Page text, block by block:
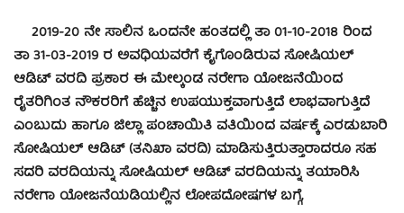
2019-20 ನೇ ಸಾಲಿನ ಒಂದನೇ ಹಂತದಲ್ಲಿ ತಾ 01-10-2018 ರಿಂದ
ತಾ 31-03-2019 ರ ಅವಧಿಯವರೆಗೆ ಕೈಗೊಂಡಿರುವ ಸೋಷಿಯಲ್
ಆಡಿಟ್ ವರದಿ ಪ್ರಕಾರ ಈ ಮೇಲ್ಕಂಡ ನರೇಗಾ ಯೋಜನೆಯಿಂದ
ರೈತರಿಗಿಂತ ನೌಕರರಿಗೆ ಹೆಚ್ಚಿನ ಉಪಯುಕ್ತವಾಗುತ್ತಿದೆ ಲಾಭವಾಗುತ್ತಿದೆ
ಎಂಬುದು ಹಾಗೂ ಜಿಲ್ಲಾ ಪಂಚಾಯಿತಿ ವತಿಯಿಂದ ವರ್ಷಕ್ಕೆ ಎರಡುಬಾರಿ
ಸೋಷಿಯಲ್ ಆಡಿಟ್ (ತನಿಖಾ ವರದಿ) ಮಾಡಿಸುತ್ತಿರುತ್ತಾರಾದರೂ ಸಹ
ಸದರಿ ವರದಿಯನ್ನು ಸೋಷಿಯಲ್ ಆಡಿಟ್ ವರದಿಯನ್ನು ತಯಾರಿಸಿ
ನರೇಗಾ ಯೋಜನೆಯಡಿಯಲ್ಲಿನ ಲೋಪದೋಷಗಳ ಬಗ್ಗೆ,